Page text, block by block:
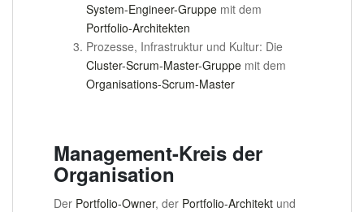
System-Engineer-Gruppe mit dem
Portfolio-Architekten
Prozesse, Infrastruktur und Kultur: Die
Cluster-Scrum-Master-Gruppe mit dem
Organisations-Scrum-Master
Management-Kreis der
Organisation
Der Portfolio-Owner, der Portfolio-Architekt und